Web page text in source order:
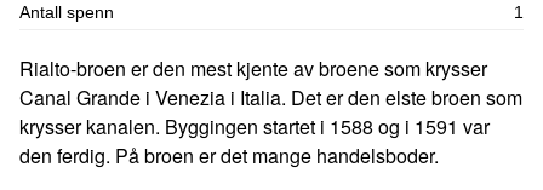
Antall spenn
1
Rialto-broen er den mest kjente av broene som krysser
Canal Grande i Venezia i Italia. Det er den elste broen som
krysser kanalen. Byggingen startet i 1588 og i 1591 var
den ferdig. På broen er det mange handelsboder.